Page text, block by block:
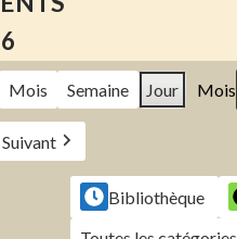
Mois Semaine Jour Mois
Suivant
Bibliothèque